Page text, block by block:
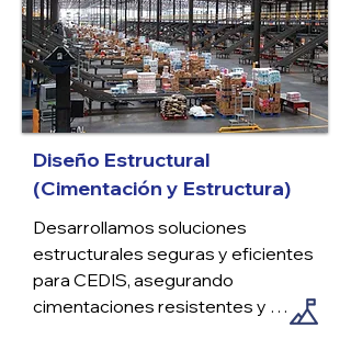
Diseño Estructural
(Cimentación y Estructura)
Desarrollamos soluciones
estructurales seguras y eficientes
para CEDIS, asegurando
cimentaciones resistentes y